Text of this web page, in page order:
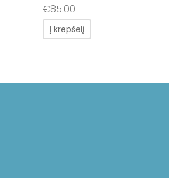
€85.00
Į krepšelį